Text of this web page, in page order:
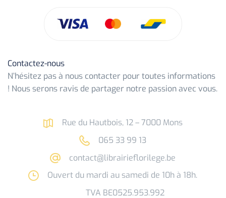
Contactez-nous
N’hésitez pas à nous contacter pour toutes informations
! Nous serons ravis de partager notre passion avec vous.
Rue du Hautbois, 12 – 7000 Mons
065 33 99 13
contact@librairieflorilege.be
Ouvert du mardi au samedi de 10h à 18h.
TVA BE0525.953.992